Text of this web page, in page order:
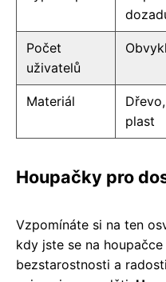
Počet
uživatelů
Materiál
plast
Houpačky pro
Vzpomínáte si na ten
kdy jste se na
bezstarostnosti a